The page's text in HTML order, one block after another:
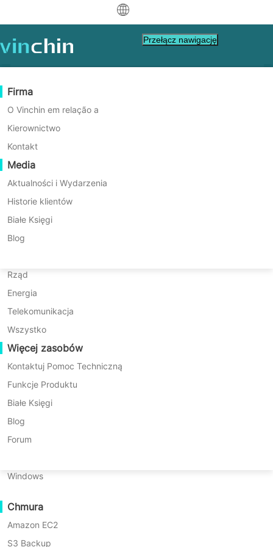
Pobierz Wsparcie
Ochrona danych
Backup & Recovery
Replicacja w czasie rzeczywistym
Ciągła Ochrona Danych
Kopia zewnętrzna
Archiwizacja
Orkiestracja Zadań
Mobilność Obciążeń
Migracja V2V
Migracja P2P
Migracja C2C
Migracja C2V
Migracja P2C
Odzyskiwalność
Weryfikacja Odzyskiwania Maszyny Wirtualnej
Weryfikacja Odbudowy Systemu Operacyjnego
Bezpieczeństwo Danych
Skanowanie Złośliwego Oprogramowania
Wirtualny
VMware
Hyper-V
Proxmox
XCP-ng
oVirt
H3C CAS/UIS
ZStack
Sangfor HCI
Huawei FusionCompute
Red Hat Virtualization
Oracle OLVM
XenServer/Citrix Hypervisor
KayGrid
InCloud Sphere
Arcfra
FusionOne Compute
NexaVM
Fizyczny serwer
Windows
Chmura
Amazon EC2
S3 Backup
Zasoby Wsparcia
Baza wiedzy
Jak wykonać filmy
Centrum Pomocy
Wydarzenia na żywo
Webinary
Demo na żywo
Historie klientów
Usługi IT
Rząd
Energia
Telekomunikacja
Wszystko
Więcej zasobów
Kontaktuj Pomoc Techniczną
Funkcje Produktu
Białe Księgi
Blog
Forum
Przewodnik zakupowy
Naucz się, jak kupować
Polityka licencjonowania
FAQy
Kontakt
Poprosić o wycenę
Zostań Partnerem
Program partnerów
Zostań Partnerem
Znajdź Partnera
Znajdź lokalnego partnera
Już partner?
Logowanie do Portalu Partnera
Firma
O Vinchin em relação a
Kierownictwo
Kontakt
Media
Aktualności i Wydarzenia
Historie klientów
Białe Księgi
Blog
Przełącz nawigację
Zapewnij ciągłość
transformacji cyfrowej
dla przemysłu
energetycznego
Rozwiązania do odzyskiwania danych po
Rozpocznij darmowy okres próbny
Wyzwania związane z
odzyskiwaniem danych po